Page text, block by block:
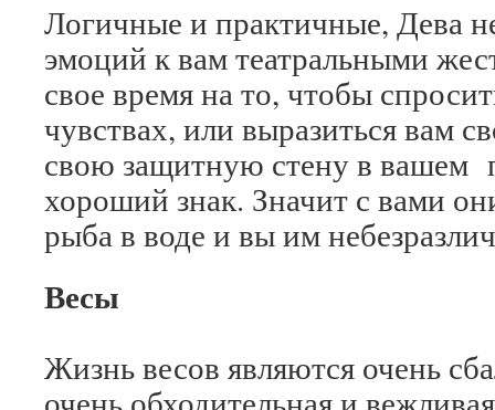
Логичные и практичные, Дева
эмоций к вам театральными
свое время на то, чтобы
чувствах, или выразиться вам
свою защитную стену в вашем
хороший знак. Значит с вами
рыба в воде и вы им
Весы
Жизнь весов являются очень